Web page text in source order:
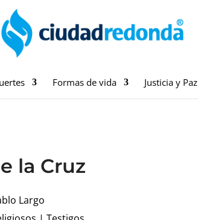
Formas de vida Justicia y Paz
la Cruz
Largo